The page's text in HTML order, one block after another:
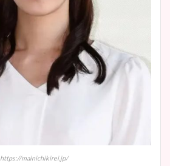
安藤萌々アナのカップ画像や
ニット衣装まとめ！美足の筋
肉も凄い！
鈴木唯の太ってた時の体重が
ヤバすぎww原因や痩せたダ
https://mainichikirei.jp/